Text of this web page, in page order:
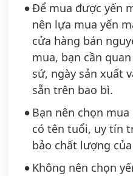
Để mua được yến
nên lựa mua yến
cửa hàng bán
mua, bạn cần
sứ, ngày sản xuất
sẵn trên bao bì.
Bạn nên chọn
có tên tuổi, uy tín
bảo chất lượng
Không nên chọn